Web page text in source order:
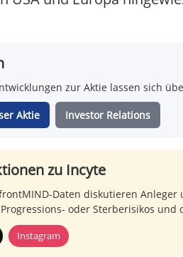
zur Aktie lassen sich
Aktie Investor Relations
zu Incyte
Daten diskutieren
oder Sterberisikos
Instagram